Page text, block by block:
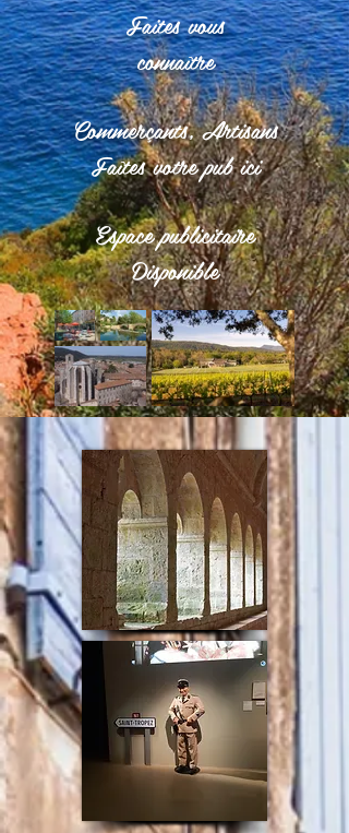
Faites vous
connaître
Commerçants, Artisans
Faîtes votre pub ici
Espace publicitaire
Disponible